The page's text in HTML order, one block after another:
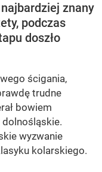
znany
podczas
doszło
ścigania,
trudne
bowiem
wyzwanie
kolarskiego.